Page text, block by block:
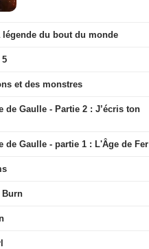
légende du bout du monde
5
et des monstres
de Gaulle - Partie 2 : J’écris ton
de Gaulle - partie 1 : L'Âge de Fer
Burn